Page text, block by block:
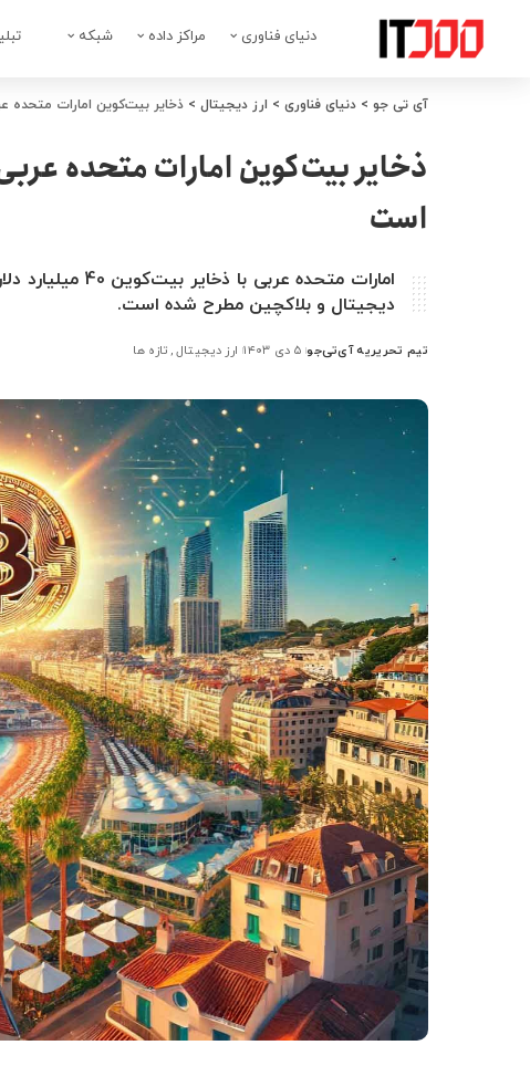
دنیای فناوری مراکز داده شبکه
آی تی جو > دنیای فناوری > ارز دیجیتال > ذخایر بیت‌کوین امارات متحده
ذخایر بیت‌کوین امارات متحده
است
امارات متحده
دیجیتال و بلاکچین مطرح شده است.
ارسال
توسط
تیم تحریریه آی‌تی‌جو ۵ دی ۱۴۰۳ ارز دیجیتال تازه ها